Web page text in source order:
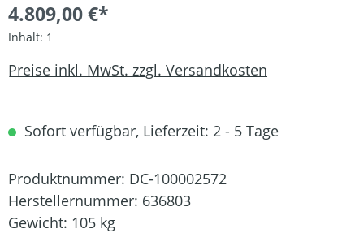
4.809,00 €*
Inhalt: 1
Preise inkl. MwSt. zzgl. Versandkosten
Sofort verfügbar, Lieferzeit: 2 - 5 Tage
Produktnummer: DC-100002572
Herstellernummer: 636803
Gewicht: 105 kg